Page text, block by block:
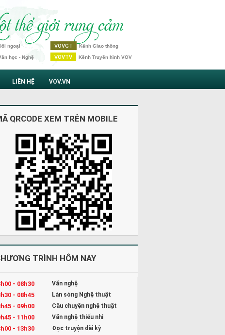
ngoại
học - Nghệ
VOVGT Kênh Giao thông
VOVTV Kênh Truyền hình VOV
LIÊN HỆ VOV.VN
QRCODE XEM TRÊN MOBILE
TRÌNH HÔM NAY
- 08h30 Văn nghệ
- 08h45 Làn sóng Nghệ thuật
- 09h00 Câu chuyện nghệ thuật
- 11h00 Văn nghệ thiếu nhi
- 13h30 Đọc truyện dài kỳ